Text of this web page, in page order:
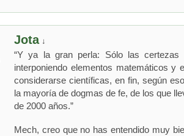
Jota↓
“Y ya la gran perla: Sólo las certezas
interponiendo elementos matemáticos y
considerarse científicas, en fin, según
la mayoría de dogmas de fe, de los que
de 2000 años.”
Mech, creo que no has entendido muy